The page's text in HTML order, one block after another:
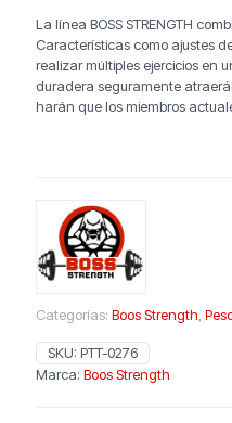
La línea BOSS STRENGTH
Características como ajustes
realizar múltiples ejercicios en
duradera seguramente
harán que los miembros
Categorías: Boos Strength,
SKU: PTT-0276
Marca: Boos Strength